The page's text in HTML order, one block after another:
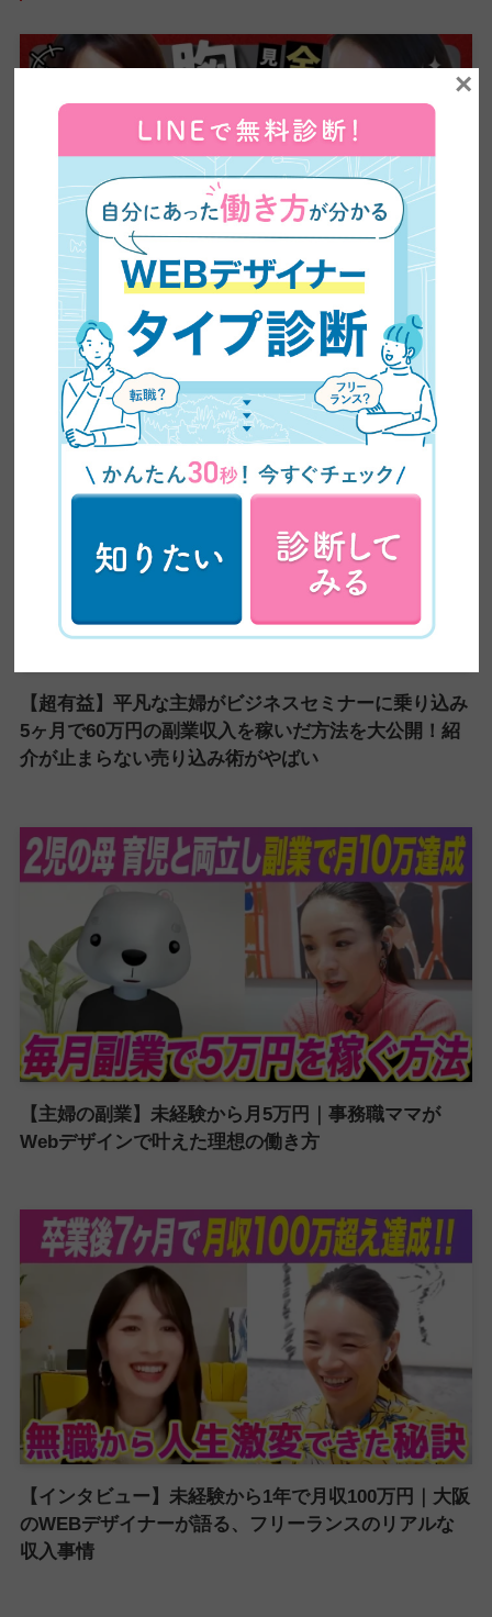
【全ママ必見】2児のシンママが脱サラしてWEBデザ
イナーに大転身した方法公開！
【超有益】平凡な主婦がビジネスセミナーに乗り込み
5ヶ月で60万円の副業収入を稼いだ方法を大公開！紹
介が止まらない売り込み術がやばい
【主婦の副業】未経験から月5万円｜事務職ママが
Webデザインで叶えた理想の働き方
【インタビュー】未経験から1年で月収100万円｜大阪
のWEBデザイナーが語る、フリーランスのリアルな
収入事情
×